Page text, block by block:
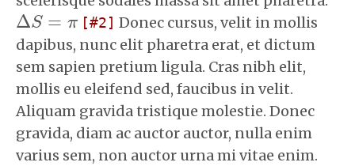
ΔS = π
ΔS= π 2
Donec cursus, velit in mollis
dapibus, nunc elit pharetra erat, et dictum
sem sapien pretium ligula. Cras nibh elit,
mollis eu eleifend sed, faucibus in velit.
Aliquam gravida tristique molestie. Donec
gravida, diam ac auctor auctor, nulla enim
varius sem, non auctor urna mi vitae enim.